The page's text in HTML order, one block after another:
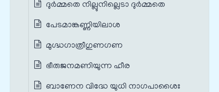
ദുർമ്മതെ നില്ലുനില്ലെടാ ദുർമ്മതെ
പേടമാങ്കണ്ണിയിലാശ
മുഗ്ദ്ധഗാത്രീഗുണഗണ
ഭീരുജനമണിയുന്ന ഹീര
ബാണേന വിദ്ധേ യുധി നാഗപാശൈഃ